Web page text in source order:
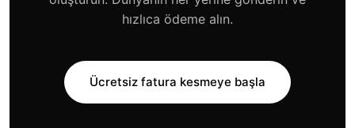
hızlıca ödeme alın.
Ücretsiz fatura kesmeye başla